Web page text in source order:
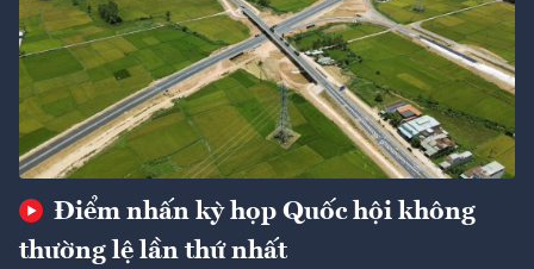
Điểm nhấn kỳ họp Quốc hội không
thường lệ lần thứ nhất